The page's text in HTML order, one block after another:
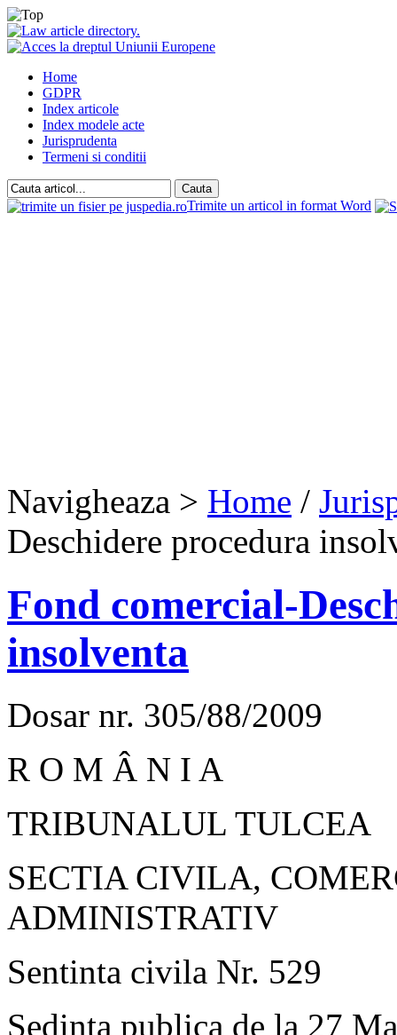
Home
GDPR
Index articole
Index modele acte
Jurisprudenta
Termeni si conditii
Trimite un articol in format Word
Navigheaza > Home /
Deschidere procedura
Fond comercial-
insolventa
Dosar nr. 305/88/2009
R O M Â N I A
TRIBUNALUL TULCEA
SECTIA CIVILA,
ADMINISTRATIV
Sentinta civila Nr. 529
Sedinta publica de la 27